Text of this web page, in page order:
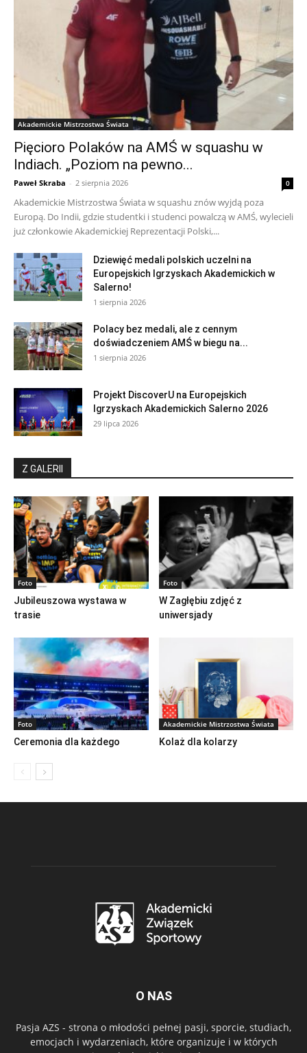
Akademickie Mistrzostwa Świata
Pięcioro Polaków na AMŚ w squashu w
Indiach. „Poziom na pewno...
Paweł Skraba - 2 sierpnia 2026 0
Akademickie Mistrzostwa Świata w squashu znów wyjdą poza
Europą. Do Indii, gdzie studentki i studenci powalczą w AMŚ, wylecieli
już członkowie Akademickiej Reprezentacji Polski,...
Dziewięć medali polskich uczelni na
Europejskich Igrzyskach Akademickich w
Salerno!
1 sierpnia 2026
Polacy bez medali, ale z cennym
doświadczeniem AMŚ w biegu na...
1 sierpnia 2026
Projekt DiscoverU na Europejskich
Igrzyskach Akademickich Salerno 2026
29 lipca 2026
Z GALERII
Foto
Jubileuszowa wystawa w
trasie
Foto
W Zagłębiu zdjęć z
uniwersjady
Foto
Ceremonia dla każdego
Akademickie Mistrzostwa Świata
Kolaż dla kolarzy
O NAS
Pasja AZS - strona o młodości pełnej pasji, sporcie, studiach,
emocjach i wydarzeniach, które organizuje i w których